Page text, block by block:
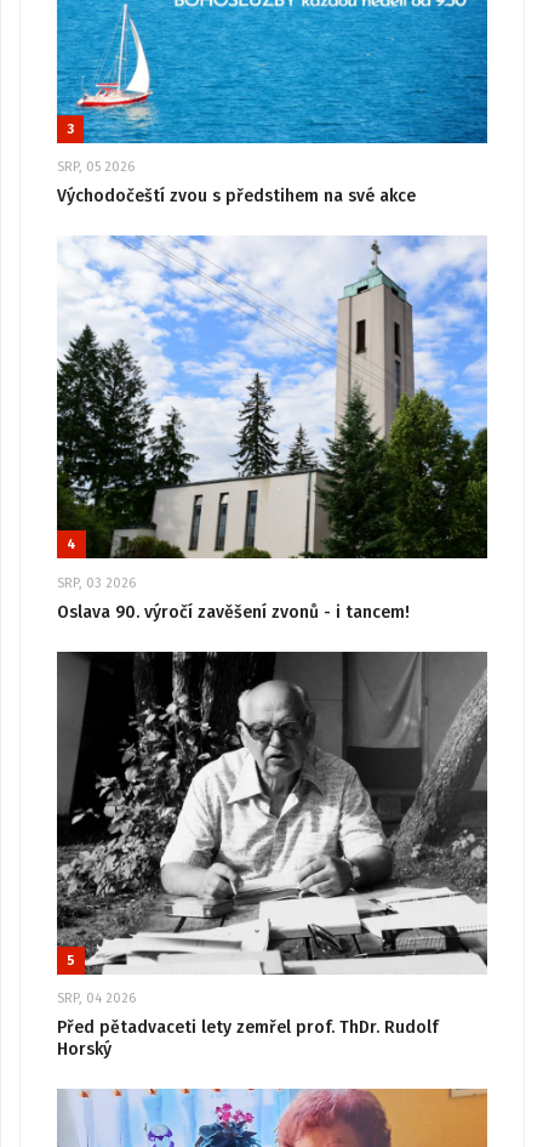
3
SRP, 05 2026
Východočeští zvou s předstihem na své akce
4
SRP, 03 2026
Oslava 90. výročí zavěšení zvonů - i tancem!
5
SRP, 04 2026
Před pětadvaceti lety zemřel prof. ThDr. Rudolf
Horský